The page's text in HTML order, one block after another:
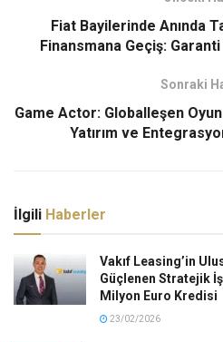
Fiat Bayilerinde Anında
Finansmana Geçiş:
Sonraki
Game Actor: Globalleşen
Yatırım ve
İlgili Haberler
Vakıf Leasing’in
Güçlenen Stratejik
Milyon Euro Kredisi
23/02/2026